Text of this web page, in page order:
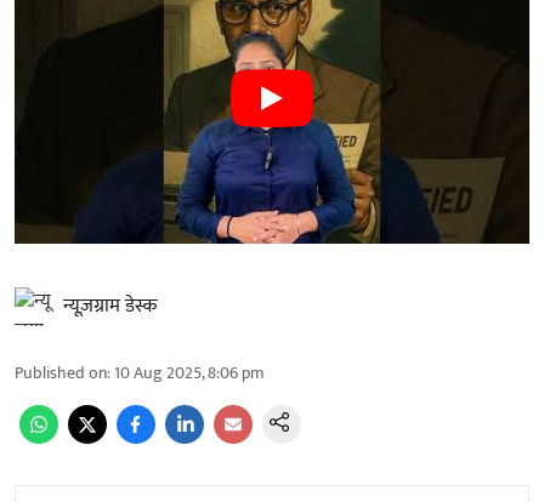
न्यूज़ग्राम डेस्क
Published on:10 Aug 2025, 8:06 pm